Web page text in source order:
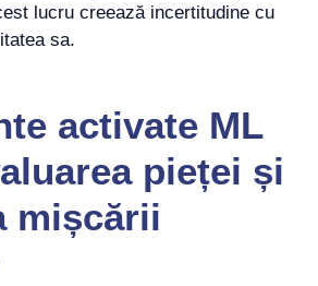
lucru creează incertitudine cu
sa.
activate ML
pieței și
mișcării